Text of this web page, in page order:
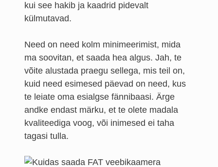
kui see hakib ja kaadrid pidevalt
külmutavad.
Need on need kolm minimeerimist, mida
ma soovitan, et saada hea algus. Jah, te
võite alustada praegu sellega, mis teil on,
kuid need esimesed päevad on need, kus
te leiate oma esialgse fännibaasi. Ärge
andke endast märku, et te olete madala
kvaliteediga voog, või inimesed ei taha
tagasi tulla.